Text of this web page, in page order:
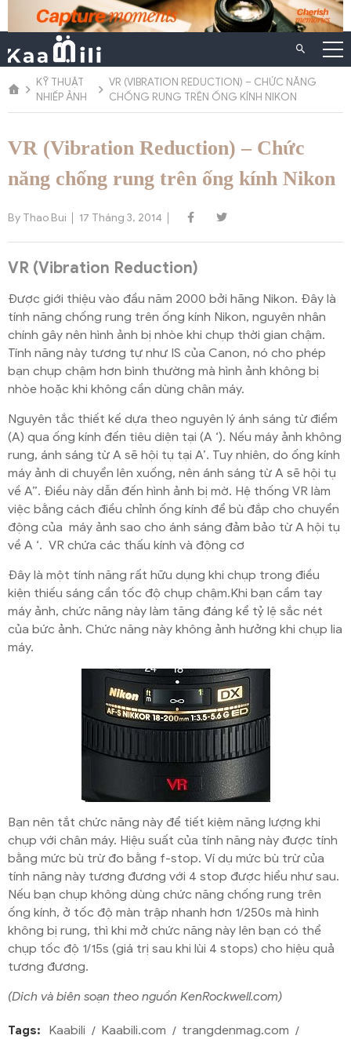
Chuyển
dung
KỸ THUẬT
NHIẾP ẢNH
VR (VIBRATION REDUCTION) – CHỨC NĂNG
CHỐNG RUNG TRÊN ỐNG KÍNH NIKON
VR (Vibration Reduction) – Chức
năng chống rung trên ống kính Nikon
By Thao Bui 17 Tháng 3, 2014
VR (Vibration Reduction)
Được giới thiệu vào đầu năm 2000 bởi hãng Nikon. Đây là
tính năng chống rung trên ống kính Nikon, nguyên nhân
chính gây nên hình ảnh bị nhòe khi chụp thời gian chậm.
Tính năng này tương tự như IS của Canon, nó cho phép
bạn chụp chậm hơn bình thường mà hình ảnh không bị
nhòe hoặc khi không cần dùng chân máy.
Nguyên tắc thiết kế dựa theo nguyên lý ánh sáng từ điểm
(A) qua ống kính đến tiêu diện tại (A ‘). Nếu máy ảnh không
rung, ánh sáng từ A sẽ hội tụ tại A’. Tuy nhiên, do ống kính
máy ảnh di chuyển lên xuống, nên ánh sáng từ A sẽ hội tụ
về A”. Điều này dẫn đến hình ảnh bị mờ. Hệ thống VR làm
việc bằng cách điều chỉnh ống kính để bù đắp cho chuyển
động của máy ảnh sao cho ánh sáng đảm bảo từ A hội tụ
về A ‘. VR chứa các thấu kính và động cơ
Đây là một tính năng rất hữu dụng khi chụp trong điều
kiện thiếu sáng cần tốc độ chụp chậm.Khi bạn cầm tay
máy ảnh, chức năng này làm tăng đáng kể tỷ lệ sắc nét
của bức ảnh. Chức năng này không ảnh hưởng khi chụp lia
máy.
Bạn nên tắt chức năng này để tiết kiệm năng lượng khi
chụp với chân máy. Hiệu suất của tính năng này được tính
bằng mức bù trừ đo bằng f-stop. Ví dụ mức bù trừ của
tính năng này tương đương với 4 stop được hiểu như sau.
Nếu bạn chụp không dùng chức năng chống rung trên
ống kính, ở tốc độ màn trập nhanh hơn 1/250s mà hình
không bị rung, thì khi mở chức năng này lên bạn có thể
chụp tốc độ 1/15s (giá trị sau khi lùi 4 stops) cho hiệu quả
tương đương.
(Dich và biên soạn theo nguồn KenRockwell.com)
Tags: Kaabili Kaabili.com
trangdenmag.com